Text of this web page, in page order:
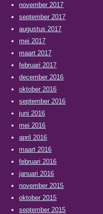
november 2017
september 2017
augustus 2017
mei 2017
maart 2017
februari 2017
december 2016
oktober 2016
september 2016
juni 2016
mei 2016
april 2016
maart 2016
februari 2016
januari 2016
november 2015
oktober 2015
september 2015